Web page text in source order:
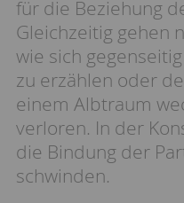
für die Beziehung
Gleichzeitig gehen
wie sich
zu erzählen oder
einem Albtraum
verloren. In der
die Bindung der
schwinden.